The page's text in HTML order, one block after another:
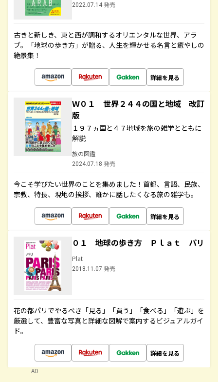
2022.07.14 発売
古きと新しき、東と西が調和するオリエンタルな世界、アラ
ブ。「地球の歩き方」が贈る、人生を輝かせる名言と癒やしの
絶景集！
詳細を見る
Ｗ０１ 世界２４４の国と地域 改訂
版
１９７ヵ国と４７地域を旅の雑学とともに
解説
旅の図鑑
2024.07.18 発売
今こそ学びたい世界のことを集めました！首都、言語、民族、
宗教、特長、現地の挨拶、誰かに話したくなる旅の雑学も。
詳細を見る
０１ 地球の歩き方 Ｐｌａｔ パリ
Plat
2018.11.07 発売
花の都パリでやるべき「見る」「買う」「食べる」「遊ぶ」を
厳選して、豊富な写真と詳細な図解で案内するビジュアルガイ
ド。
詳細を見る
AD